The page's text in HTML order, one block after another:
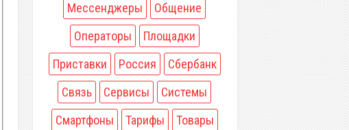
Мессенджеры
Общение
Операторы
Площадки
Приставки
Россия
Сбербанк
Связь
Сервисы
Системы
Смартфоны
Тарифы
Товары